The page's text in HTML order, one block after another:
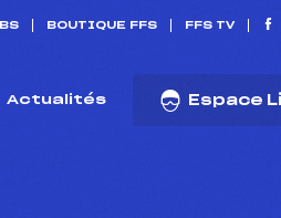
BOUTIQUE FFS FFS TV
Actualités Espace